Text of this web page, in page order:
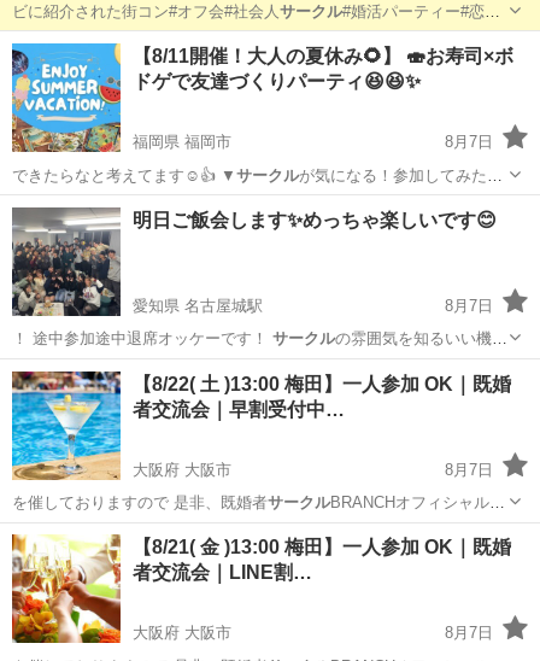
ビに紹介された街コン#オフ会#社会人 サークル#婚活パーティー#恋活
パーティー#P…
大阪 大阪市 大阪駅 パーティー 貸切
【8/11開催！大人の夏休み🌻】 🍣お寿司×ボ
ドゲで友達づくりパーティ😆😆✨
福岡県 福岡市
8月7日
できたらなと考えてます☺️👍 ▼ サークルが気になる！参加してみた
い！と思った…
福岡 福岡市 パーティー ボドゲ
明日ご飯会します✨めっちゃ楽しいです😊
愛知県 名古屋城駅
8月7日
！ 途中参加途中退席オッケーです！ サークルの雰囲気を知るいい機会
になると思いま…
愛知 名古屋市 名古屋城駅 パーティー サークル
【8/22( 土 )13:00 梅田】一人参加 OK｜既婚
者交流会｜早割受付中…
大阪府 大阪市
8月7日
を催しておりますので 是非、既婚者サークルBRANCHオフィシャルサ
イトでご確…
大阪 大阪市 パーティー 既婚
【8/21( 金 )13:00 梅田】一人参加 OK｜既婚
者交流会｜LINE割…
大阪府 大阪市
8月7日